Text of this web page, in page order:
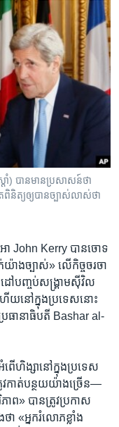
តាំ) បានមានប្រសាសន៍​ថា
ែ​ពិនិត្យ​​ឲ្យ​​បាន​ច្បាស់លាស់ថា​
អា John Kerry បាន​ចោទ​
ាង​ច្បាស់» លើ​កិច្ចចរចា​
ៅ​បញ្ចប់សង្គ្រាម​ស៊ីវិល​
ើយ​នៅ​ក្នុង​ប្រទេស​នោះ
ប្រធានាធិបតី​ Bashar al-
ើ​ហិង្សា​នៅ​ក្នុង​ប្រទេស​
កាត់បន្ថយ​យ៉ាង​ច្រើន—
ព» បាន​ត្រូវ​ប្រកាស
ា «អ្នករំលោភ​ខ្លាំង​